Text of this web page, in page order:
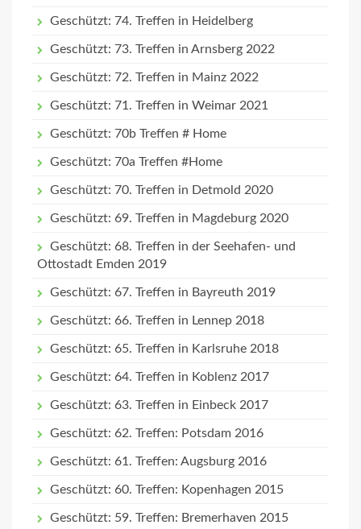
Geschützt: 74. Treffen in Heidelberg
Geschützt: 73. Treffen in Arnsberg 2022
Geschützt: 72. Treffen in Mainz 2022
Geschützt: 71. Treffen in Weimar 2021
Geschützt: 70b Treffen # Home
Geschützt: 70a Treffen #Home
Geschützt: 70. Treffen in Detmold 2020
Geschützt: 69. Treffen in Magdeburg 2020
Geschützt: 68. Treffen in der Seehafen- und
Ottostadt Emden 2019
Geschützt: 67. Treffen in Bayreuth 2019
Geschützt: 66. Treffen in Lennep 2018
Geschützt: 65. Treffen in Karlsruhe 2018
Geschützt: 64. Treffen in Koblenz 2017
Geschützt: 63. Treffen in Einbeck 2017
Geschützt: 62. Treffen: Potsdam 2016
Geschützt: 61. Treffen: Augsburg 2016
Geschützt: 60. Treffen: Kopenhagen 2015
Geschützt: 59. Treffen: Bremerhaven 2015